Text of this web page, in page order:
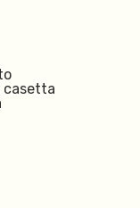
casetta